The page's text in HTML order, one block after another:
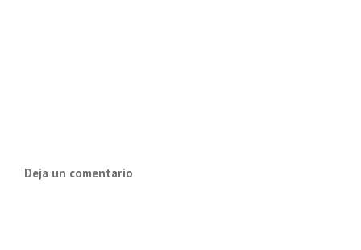
Deja un comentario